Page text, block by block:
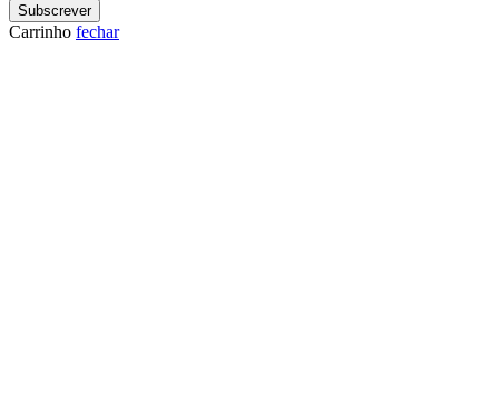
Subscrever
Carrinho fechar